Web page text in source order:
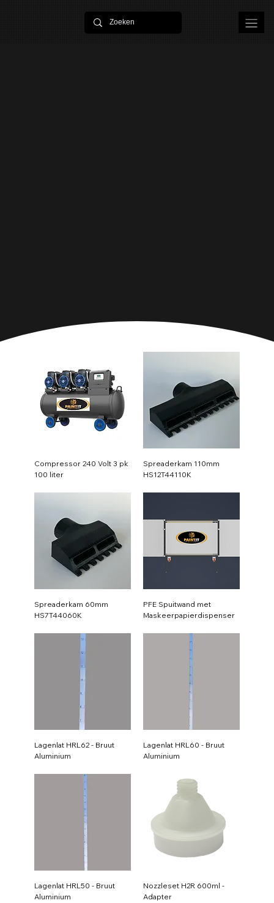
Compressor 240 Volt 3 pk
100 liter
Spreaderkam 110mm
HS12T44110K
Spreaderkam 60mm
HS7T44060K
PFE Spuitwand met
Maskeerpapierdispenser
Lagenlat HRL62 - Bruut
Aluminium
Lagenlat HRL60 - Bruut
Aluminium
Lagenlat HRL50 - Bruut
Aluminium
Nozzleset H2R 600ml -
Adapter